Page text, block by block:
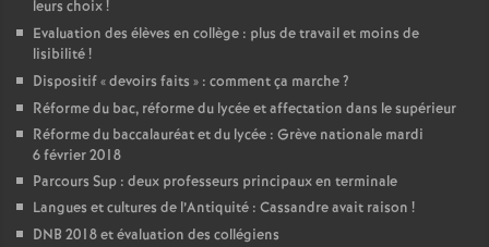
leurs choix!
Evaluation des élèves en collège : plus de travail et moins de
lisibilité!
Dispositif «devoirs faits » : comment ça marche?
Réforme du bac, réforme du lycée et affectation dans le supérieur
Réforme du baccalauréat et du lycée : Grève nationale mardi
6 février 2018
Parcours Sup : deux professeurs principaux en terminale
Langues et cultures de l’Antiquité : Cassandre avait raison !
DNB 2018 et évaluation des collégiens